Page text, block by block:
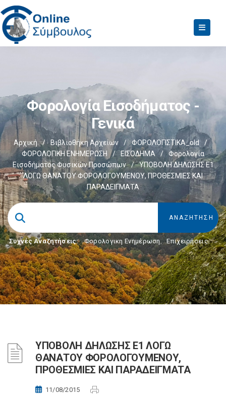
Φορολογία Εισοδήματος -
Γενικά
Αρχική / Βιβλιοθήκη Αρχείων / ΦΟΡΟΛΟΓΙΣΤΙΚΑ_old
/
ΦΟΡΟΛΟΓΙΚΗ ΕΝΗΜΕΡΩΣΗ
/ ΕΙΣΟΔΗΜΑ /
Φορολογία
Εισοδήματος Φυσικών Προσώπων
/
ΥΠΟΒΟΛΗ ΔΗΛΩΣΗΣ Ε1
ΛΟΓΩ ΘΑΝΑΤΟΥ ΦΟΡΟΛΟΓΟΥΜΕΝΟΥ, ΠΡΟΘΕΣΜΙΕΣ ΚΑΙ
ΠΑΡΑΔΕΙΓΜΑΤΑ
Συχνές Αναζητήσεις: Φορολογικη Ενημέρωση, Επιχειρήσεις
ΥΠΟΒΟΛΗ ΔΗΛΩΣΗΣ Ε1 ΛΟΓΩ
ΘΑΝΑΤΟΥ ΦΟΡΟΛΟΓΟΥΜΕΝΟΥ,
ΠΡΟΘΕΣΜΙΕΣ ΚΑΙ ΠΑΡΑΔΕΙΓΜΑΤΑ
11/08/2015